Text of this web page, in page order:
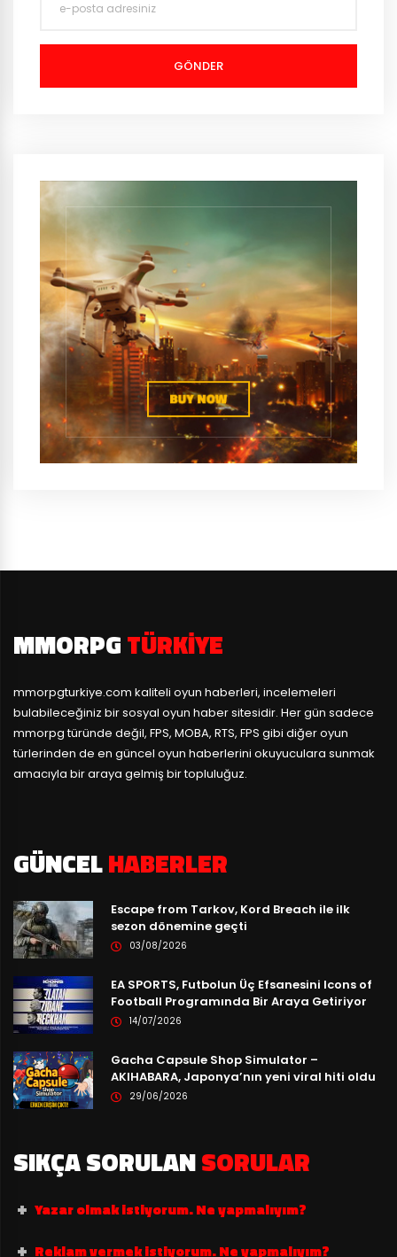
MMORPGTÜRKIYE
mmorpgturkiye.com kaliteli oyun haberleri, incelemeleri
bulabileceğiniz bir sosyal oyun haber sitesidir. Her gün sadece
mmorpg türünde değil, FPS, MOBA, RTS, FPS gibi diğer oyun
türlerinden de en güncel oyun haberlerini okuyuculara sunmak
amacıyla bir araya gelmiş bir topluluğuz.
GÜNCELHABERLER
Escape from Tarkov, Kord Breach ile ilk
sezon dönemine geçti
03/08/2026
EA SPORTS, Futbolun Üç Efsanesini Icons of
Football Programında Bir Araya Getiriyor
14/07/2026
Gacha Capsule Shop Simulator –
AKIHABARA, Japonya’nın yeni viral hiti oldu
29/06/2026
SIKÇA SORULANSORULAR
Yazar olmak istiyorum. Ne yapmalıyım?
Reklam vermek istiyorum. Ne yapmalıyım?